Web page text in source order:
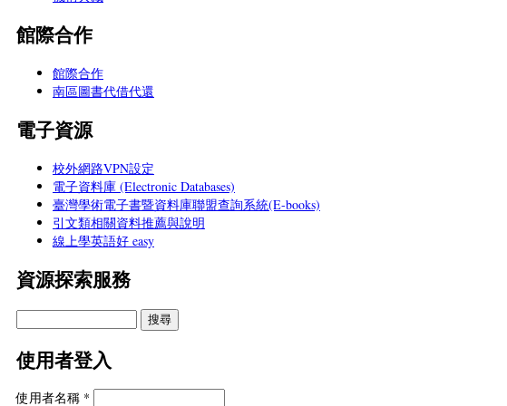
館際合作
館際合作
南區圖書代借代還
電子資源
校外網路VPN設定
電子資料庫 (Electronic Databases)
臺灣學術電子書暨資料庫聯盟查詢系統(E-books)
引文類相關資料推薦與說明
線上學英語好 easy
資源探索服務
使用者登入
使用者名稱 *